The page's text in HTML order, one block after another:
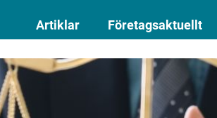
Artiklar Företagsaktuellt